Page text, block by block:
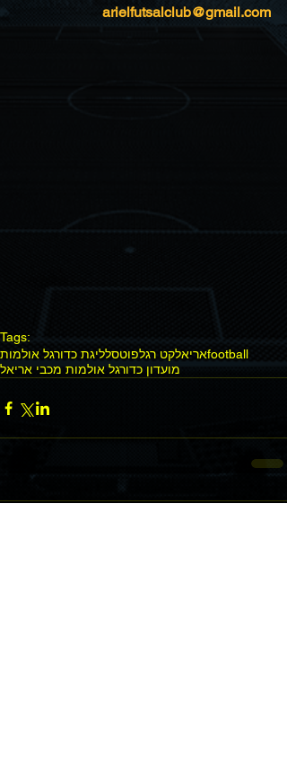
arielfutsalclub@gmail.com
Tags:
ליגת כדורגל אולמותפוטסלקט רגלאריאלfootball
מועדון כדורגל אולמות מכבי אריאל